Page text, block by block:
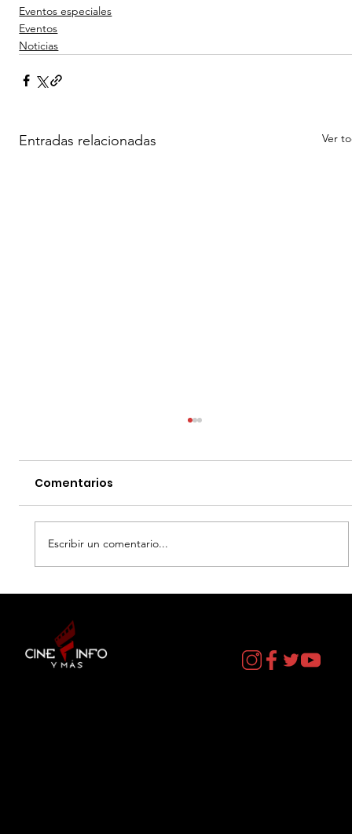
Eventos especiales
Eventos
Noticias
Entradas relacionadas Ver
PREMIERE Y CONFERENCIA
Comentarios
Escribir un comentario...